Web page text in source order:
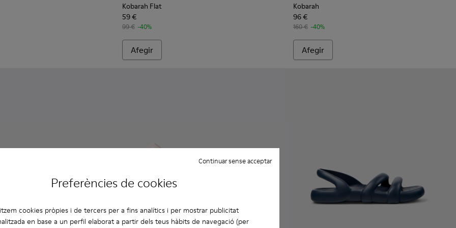
Preferències de cookies
cookies pròpies i de tercers per a fins analítics i per mostrar publicitat
en base a un perfil elaborat a partir dels teus hàbits de navegació (per
Continuar sense acceptar
Kobarah Flat
59 €
99 € -40%
Afegir
Kobarah
96 €
160 € -40%
Afegir